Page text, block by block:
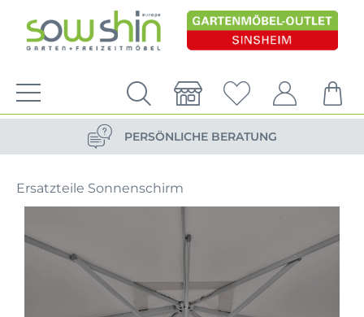
VERSANDKOSTENFREIE LIEFERUNG
PERSÖNLICHE BERATUNG
VERSANDKOSTENFREIE LIEFERUNG
PERSÖNLICHE BERATUNG
Ersatzteile Sonnenschirm